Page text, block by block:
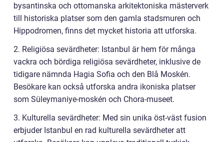
bysantinska och ottomanska arkitektoniska mästerverk
till historiska platser som den gamla stadsmuren och
Hippodromen, finns det mycket historia att utforska.
2. Religiösa sevärdheter: Istanbul är hem för många
vackra och bördiga religiösa sevärdheter, inklusive de
tidigare nämnda Hagia Sofia och den Blå Moskén.
Besökare kan också utforska andra ikoniska platser
som Süleymaniye-moskén och Chora-museet.
3. Kulturella sevärdheter: Med sin unika öst-väst fusion
erbjuder Istanbul en rad kulturella sevärdheter att